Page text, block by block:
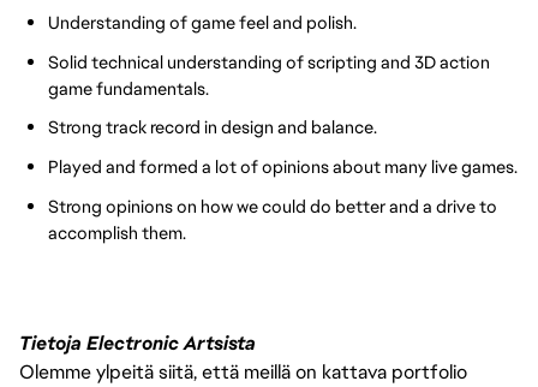
Understanding of game feel and polish.
Solid technical understanding of scripting and 3D action
game fundamentals.
Strong track record in design and balance.
Played and formed a lot of opinions about many live games.
Strong opinions on how we could do better and a drive to
accomplish them.
Tietoja Electronic Artsista
Olemme ylpeitä siitä, että meillä on kattava portfolio